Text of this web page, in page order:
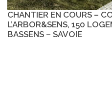
CHANTIER EN COURS –
L’ARBOR&SENS, 150
BASSENS – SAVOIE